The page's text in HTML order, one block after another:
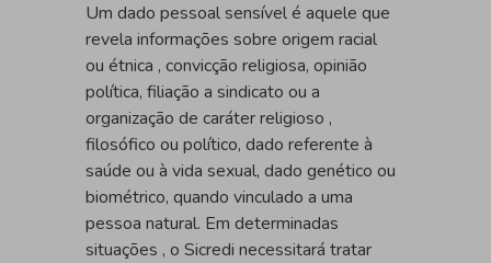
Um dado pessoal sensível é aquele que
revela informações sobre origem racial
ou étnica , convicção religiosa, opinião
política, filiação a sindicato ou a
organização de caráter religioso ,
filosófico ou político, dado referente à
saúde ou à vida sexual, dado genético ou
biométrico, quando vinculado a uma
pessoa natural. Em determinadas
situações , o Sicredi necessitará tratar